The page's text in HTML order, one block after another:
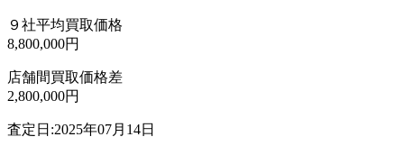
９社平均買取価格
8,800,000円
店舗間買取価格差
2,800,000円
査定日:2025年07月14日